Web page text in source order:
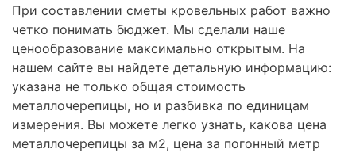
При составлении сметы кровельных работ важно
четко понимать бюджет. Мы сделали наше
ценообразование максимально открытым. На
нашем сайте вы найдете детальную информацию:
указана не только общая стоимость
металлочерепицы, но и разбивка по единицам
измерения. Вы можете легко узнать, какова цена
металлочерепицы за м2, цена за погонный метр